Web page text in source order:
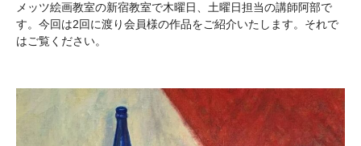
メッツ絵画教室の新宿教室で木曜日、土曜日担当の講師阿部で
す。今回は2回に渡り会員様の作品をご紹介いたします。それで
はご覧ください。